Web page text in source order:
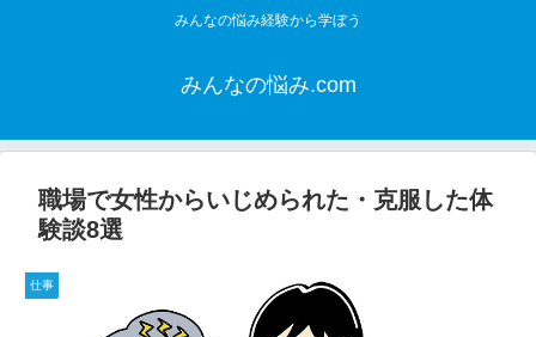
みんなの悩み経験から学ぼう
みんなの悩み.com
職場で女性からいじめられた・克服した体
験談8選
仕事